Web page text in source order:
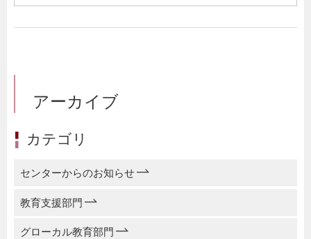
アーカイブ
カテゴリ
センターからのお知らせ
教育支援部門
グローカル教育部門